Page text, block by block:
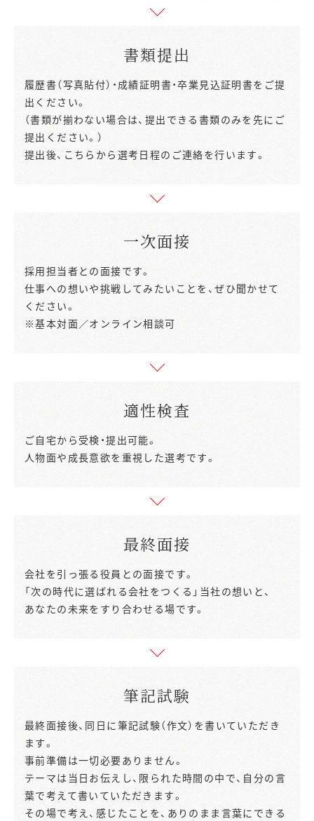
書類提出
履歴書（写真貼付）・成績証明書・卒業見込証明書をご提
出ください。
（書類が揃わない場合は、提出できる書類のみを先にご
提出ください。）
提出後、こちらから選考日程のご連絡を行います。
一次面接
採用担当者との面接です。
仕事への想いや挑戦してみたいことを、ぜひ聞かせて
ください。
※基本対面／オンライン相談可
適性検査
ご自宅から受検・提出可能。
人物面や成長意欲を重視した選考です。
最終面接
会社を引っ張る役員との面接です。
「次の時代に選ばれる会社をつくる」当社の想いと、
あなたの未来をすり合わせる場です。
筆記試験
最終面接後、同日に筆記試験（作文）を書いていただき
ます。
事前準備は一切必要ありません。
テーマは当日お伝えし、限られた時間の中で、自分の言
葉で考えて書いていただきます。
その場で考え、感じたことを、ありのまま言葉にできる